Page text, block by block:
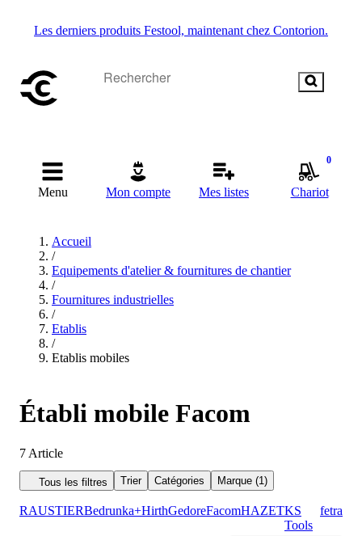
Les derniers produits Festool, maintenant chez Contorion.
Menu Mon compte Mes listes
0
Chariot
Accueil
/
Equipements d'atelier & fournitures de chantier
/
Fournitures industrielles
/
Etablis
/
Etablis mobiles
Établi mobile Facom
7 Article
Tous les filtres Trier Catégories Marque (1)
RAUSTIERBedrunka+HirthGedoreFacomHAZETKS
Tools
fetra